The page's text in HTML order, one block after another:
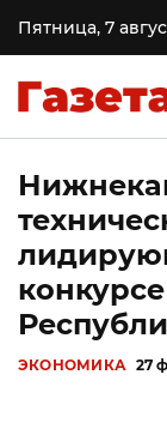
Пятница, 7
ЭКОНОМИКА 27